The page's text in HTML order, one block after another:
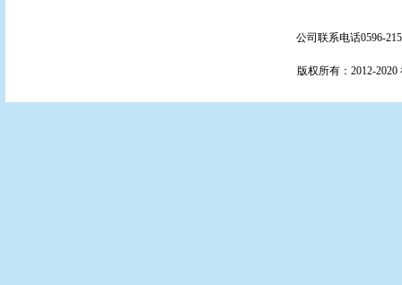
公司联系电话0596-
版权所有：2012-